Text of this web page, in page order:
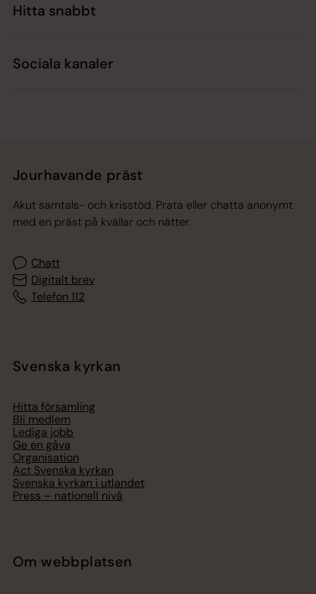
Hitta snabbt
Sociala kanaler
Jourhavande präst
Akut samtals- och krisstöd. Prata eller chatta anonymt
med en präst på kvällar och nätter.
Chatt
Digitalt brev
Telefon 112
Svenska kyrkan
Hitta församling
Bli medlem
Lediga jobb
Ge en gåva
Organisation
Act Svenska kyrkan
Svenska kyrkan i utlandet
Press – nationell nivå
Om webbplatsen